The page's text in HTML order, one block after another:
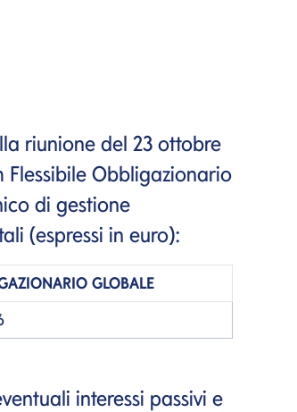
riunione del 23 ottobre
Flessibile Obbligazionario
di gestione
(espressi in euro):
GLOBALE
interessi passivi e